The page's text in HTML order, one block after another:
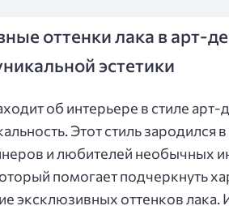
оттенки лака в арт-
эстетики
об интерьере в стиле
Этот стиль
и любителей необычных
помогает подчеркнуть
эксклюзивных оттенков